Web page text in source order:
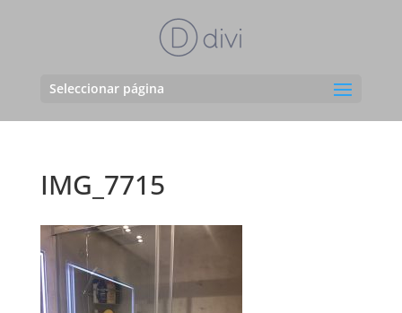
Seleccionar página
IMG_7715